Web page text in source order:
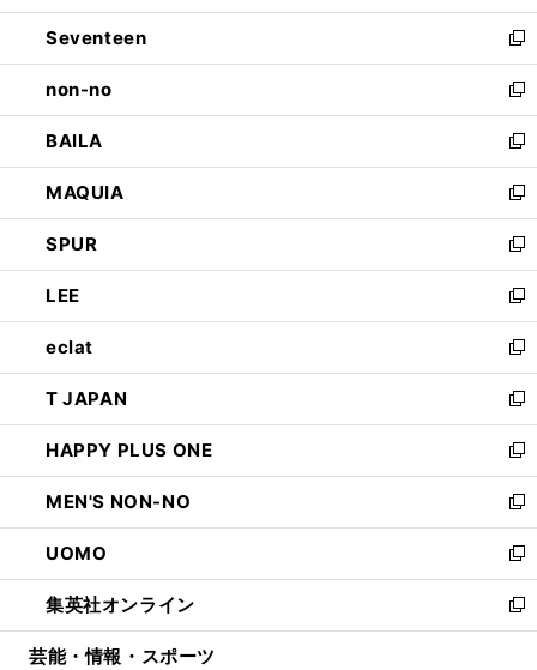
開
く
ウ
で
開
く
ン
ド
ウ
で
開
く
Seventeen
新
し
い
ウ
ィ
ン
ド
ウ
で
開
く
non-no
新
し
い
ウ
ィ
ン
ド
ウ
で
開
く
BAILA
新
し
い
ウ
ィ
ン
ド
ウ
で
開
く
MAQUIA
新
し
い
ウ
ィ
ン
ド
ウ
で
開
く
SPUR
新
し
い
ウ
ィ
ン
ド
ウ
で
開
く
LEE
新
し
い
ウ
ィ
ン
ド
ウ
で
開
く
eclat
新
し
い
ウ
ィ
ン
ド
ウ
で
開
く
T JAPAN
新
し
い
ウ
ィ
ン
ド
ウ
で
開
HAPPY PLUS ONE
新
し
い
ウ
ィ
ン
ド
ウ
MEN'S NON-NO
新
し
い
ウ
ィ
ン
UOMO
新
し
い
ウ
集英社オンライン
新
し
芸能・情報・スポーツ